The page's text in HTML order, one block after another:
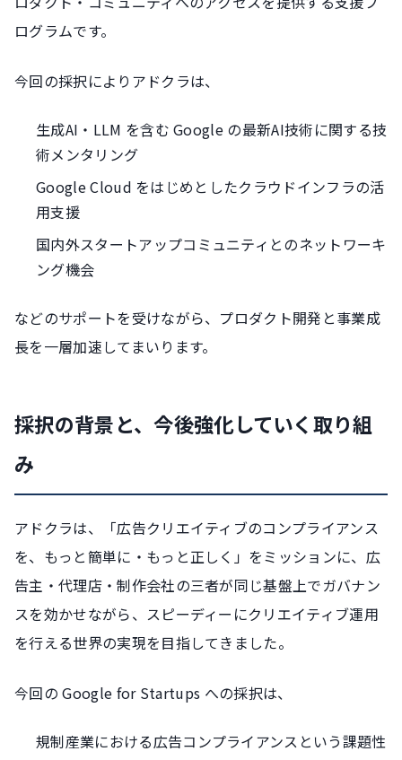
ログラムです。
今回の採択によりアドクラは、
生成AI・LLM を含む Google の最新AI技術に関する技
術メンタリング
Google Cloud をはじめとしたクラウドインフラの活
用支援
国内外スタートアップコミュニティとのネットワーキ
ング機会
などのサポートを受けながら、プロダクト開発と事業成
長を一層加速してまいります。
採択の背景と、今後強化していく取り組
み
アドクラは、「広告クリエイティブのコンプライアンス
を、もっと簡単に・もっと正しく」をミッションに、広
告主・代理店・制作会社の三者が同じ基盤上でガバナン
スを効かせながら、スピーディーにクリエイティブ運用
を行える世界の実現を目指してきました。
今回の Google for Startups への採択は、
規制産業における広告コンプライアンスという課題性